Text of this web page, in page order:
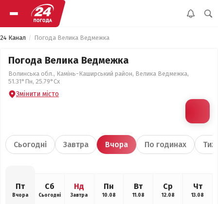
24 Канал Погода Велика Ведмежка
Погода Велика Ведмежка
Волинська обл., Камінь-Каширський район, Велика Ведмежка,
51.31°Пн, 25.79°Сх
Змінити місто
Сьогодні Завтра Вчора По годинах
Пт
Вчора
Сб
Сьогодні
Нд
Завтра
Пн
10.08
Вт
11.08
Ср
12.08
Чт
13.08